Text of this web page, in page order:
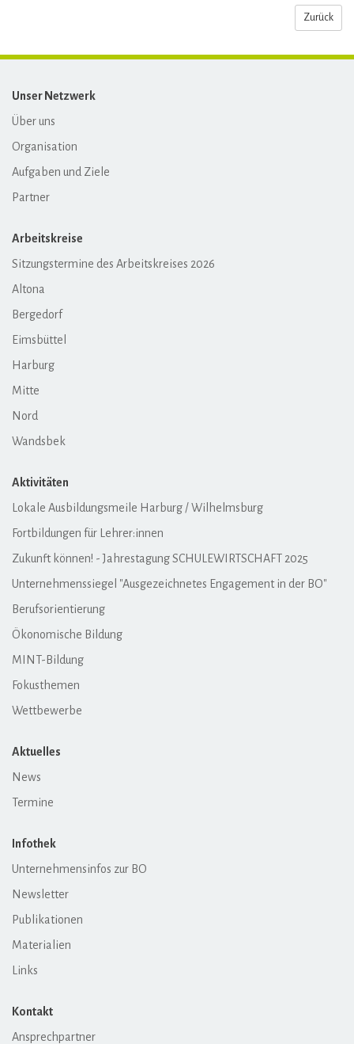
Zurück
Unser Netzwerk
Über uns
Organisation
Aufgaben und Ziele
Partner
Arbeitskreise
Sitzungstermine des Arbeitskreises 2026
Altona
Bergedorf
Eimsbüttel
Harburg
Mitte
Nord
Wandsbek
Aktivitäten
Lokale Ausbildungsmeile Harburg / Wilhelmsburg
Fortbildungen für Lehrer:innen
Zukunft können! - Jahrestagung SCHULEWIRTSCHAFT 2025
Unternehmenssiegel "Ausgezeichnetes Engagement in der BO"
Berufsorientierung
Ökonomische Bildung
MINT-Bildung
Fokusthemen
Wettbewerbe
Aktuelles
News
Termine
Infothek
Unternehmensinfos zur BO
Newsletter
Publikationen
Materialien
Links
Kontakt
Ansprechpartner